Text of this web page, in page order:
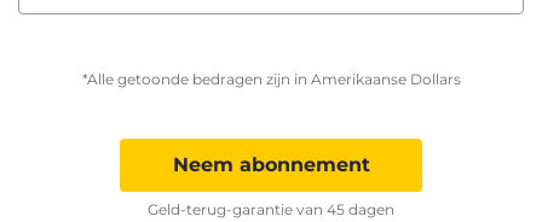
*Alle getoonde bedragen zijn in Amerikaanse Dollars
Neem abonnement
Geld-terug-garantie van 45 dagen